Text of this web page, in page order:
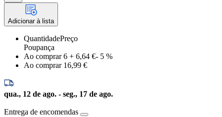
Adicionar à lista
QuantidadePreço
Poupança
Ao comprar 6 + 6,64 €- 5 %
Ao comprar 16,99 €
qua., 12 de ago. - seg., 17 de ago.
Entrega de encomendas